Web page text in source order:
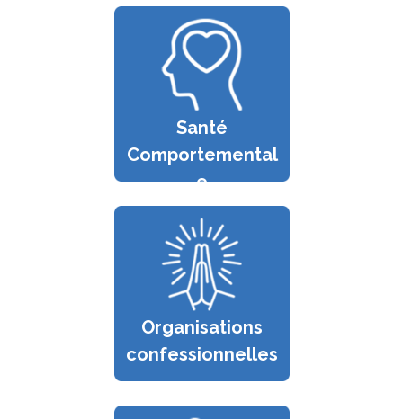
Santé
Comportemental
e
Organisations
confessionnelles